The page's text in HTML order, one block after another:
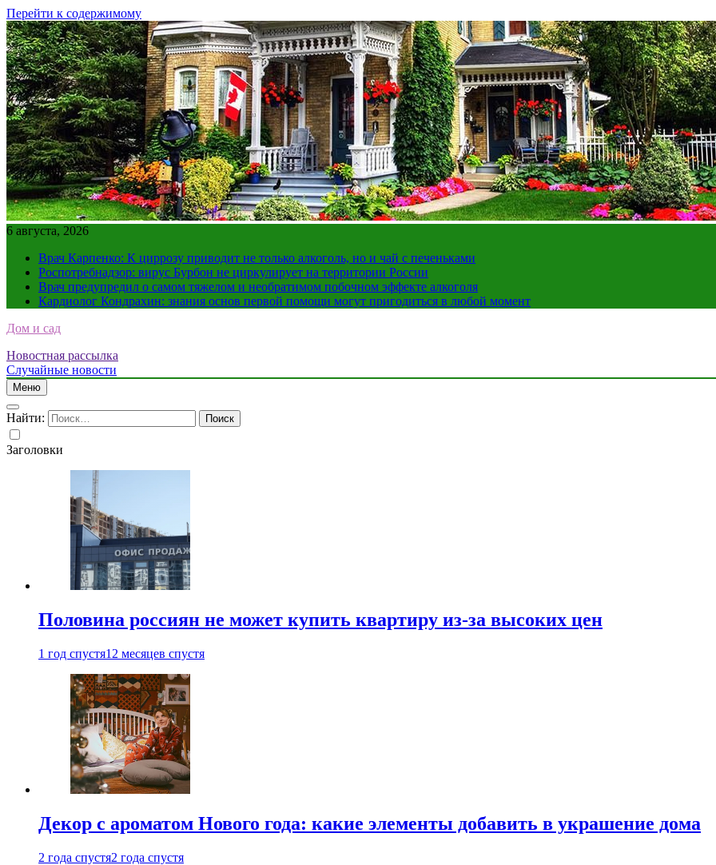
Перейти к содержимому
6 августа, 2026
Врач Карпенко: К циррозу приводит не только алкоголь, но и чай с печеньками
Роспотребнадзор: вирус Бурбон не циркулирует на территории России
Врач предупредил о самом тяжелом и необратимом побочном эффекте алкоголя
Кардиолог Кондрахин: знания основ первой помощи могут пригодиться в любой момент
Дом и сад
Новостная рассылка
Случайные новости
Меню
Найти:
Заголовки
Половина россиян не может купить квартиру из-за высоких цен
1 год спустя12 месяцев спустя
Декор с ароматом Нового года: какие элементы добавить в украшение дома
2 года спустя2 года спустя